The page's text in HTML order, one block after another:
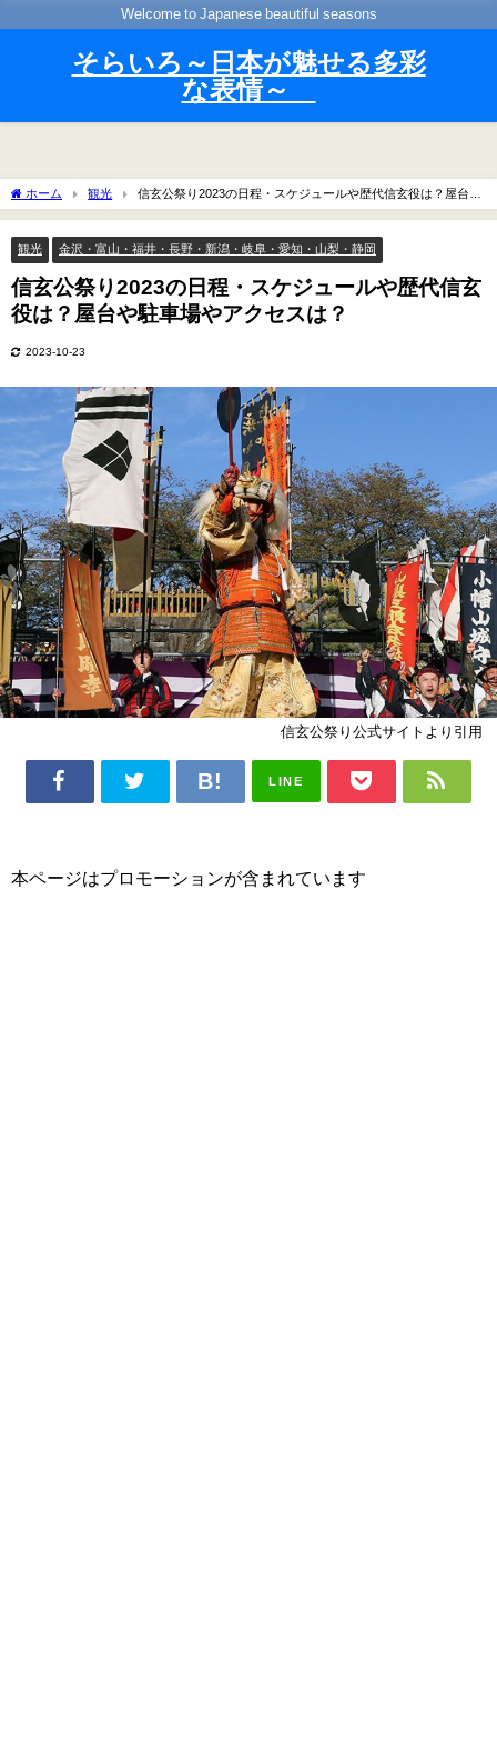
Welcome to Japanese beautiful seasons
そらいろ～日本が魅せる多彩
な表情～
ホーム 観光
信玄公祭り2023の日程・スケジュールや歴代信玄役は？屋台や
駐車場やアクセスは？
観光 金沢・富山・福井・長野・新潟・岐阜・愛知・山梨・静岡
信玄公祭り2023の日程・スケジュールや歴代信玄
役は？屋台や駐車場やアクセスは？
2023-10-23
信玄公祭り公式サイトより引用
LINE
本ページはプロモーションが含まれています